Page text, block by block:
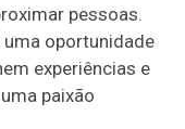
pessoas.
oportunidade
experiências e
paixão